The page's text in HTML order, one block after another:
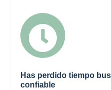
Has perdido tiempo
confiable